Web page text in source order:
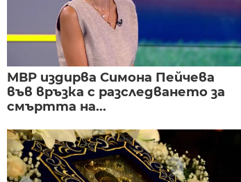
МВР издирва Симона Пейчева
във връзка с разследването за
смъртта на...